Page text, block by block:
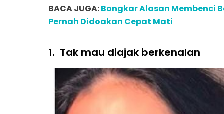
BACA JUGA:Bongkar Alasan Membenci
Pernah Didoakan Cepat Mati
1. Tak mau diajak berkenalan